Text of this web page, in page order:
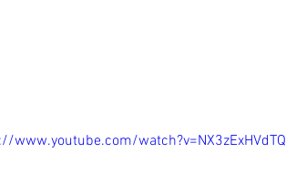
www.youtube.com/watch?v=NX3zExHVdTQ